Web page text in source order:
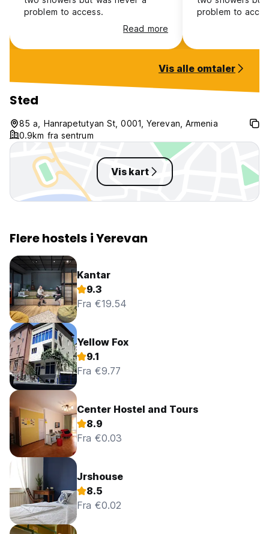
problem to access.
Read more
problem to
Vis alle omtaler
Sted
85 а, Hanrapetutyan St, 0001, Yerevan, Armenia
0.9km fra sentrum
Vis kart
Flere hostels i Yerevan
Kantar
9.3
Fra €19.54
Yellow Fox
9.1
Fra €9.77
Center Hostel and Tours
8.9
Fra €0.03
Jrshouse
8.5
Fra €0.02